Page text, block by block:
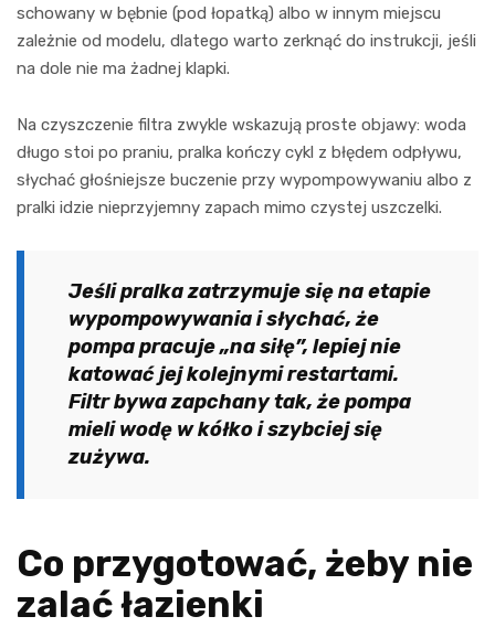
schowany w bębnie (pod łopatką) albo w innym miejscu
zależnie od modelu, dlatego warto zerknąć do instrukcji, jeśli
na dole nie ma żadnej klapki.
Na czyszczenie filtra zwykle wskazują proste objawy: woda
długo stoi po praniu, pralka kończy cykl z błędem odpływu,
słychać głośniejsze buczenie przy wypompowywaniu albo z
pralki idzie nieprzyjemny zapach mimo czystej uszczelki.
Jeśli pralka zatrzymuje się na etapie
wypompowywania i słychać, że
pompa pracuje „na siłę”, lepiej nie
katować jej kolejnymi restartami.
Filtr bywa zapchany tak, że pompa
mieli wodę w kółko i szybciej się
zużywa.
Co przygotować, żeby nie
zalać łazienki